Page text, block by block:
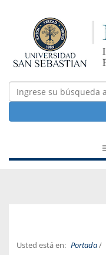
Usted está en: Portada/